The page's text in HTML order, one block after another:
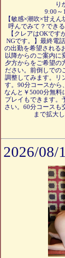
り
9:00～
【敏感×潮吹×甘え
呼んでみて？でき
【クレアはOKです
NGです。】最終電
の出勤を希望される
以降からのご案内に
夕方からをご希望の
ださい。前倒しでの
調整してみます。リ
す。90分コースから
なんと￥5000分無料
プレイもできます。
さい。60分コースも
まで拡大し
2026/08/